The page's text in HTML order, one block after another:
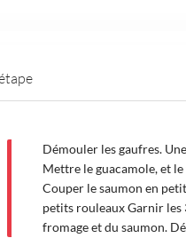
Démouler les gaufres.
Mettre le guacamole, et
Couper le saumon en
petits rouleaux Garnir les
fromage et du saumon.